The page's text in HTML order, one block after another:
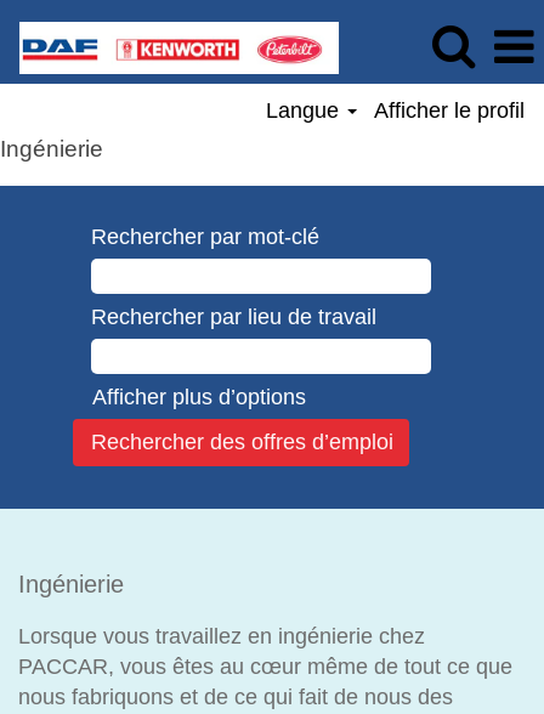
Langue Afficher le profil
Ingénierie
Rechercher par mot-clé
Rechercher par lieu de travail
Afficher plus d’options
Ingénierie
Lorsque vous travaillez en ingénierie chez
PACCAR, vous êtes au cœur même de tout ce que
nous fabriquons et de ce qui fait de nous des